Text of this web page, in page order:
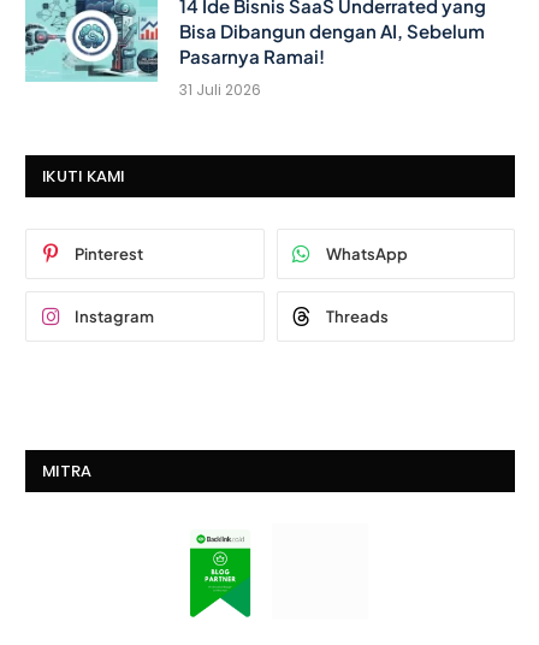
14 Ide Bisnis SaaS Underrated yang
Bisa Dibangun dengan AI, Sebelum
Pasarnya Ramai!
31 Juli 2026
IKUTI KAMI
Pinterest WhatsApp
Instagram Threads
MITRA